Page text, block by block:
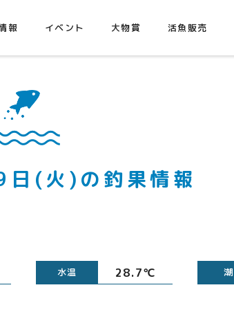
報 イベント 大物賞 活魚販売
(火)の釣果情報
水温 28.7℃ 潮